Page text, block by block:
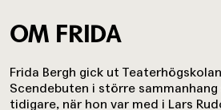
OM FRIDA
Frida Bergh gick ut
Scendebuten i större
tidigare, när hon var med i Lars